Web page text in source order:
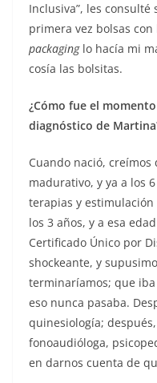
Inclusiva”, les
primera vez bolsas
packaginglo hacía mi
cosía las bolsitas.
¿Cómo fue el
diagnóstico de
Cuando nació,
madurativo, y ya a los
terapias y
los 3 años, y a esa
Certificado Único por
shockeante, y
terminaríamos; que
eso nunca pasaba.
quinesiología;
fonoaudióloga,
en darnos cuenta de